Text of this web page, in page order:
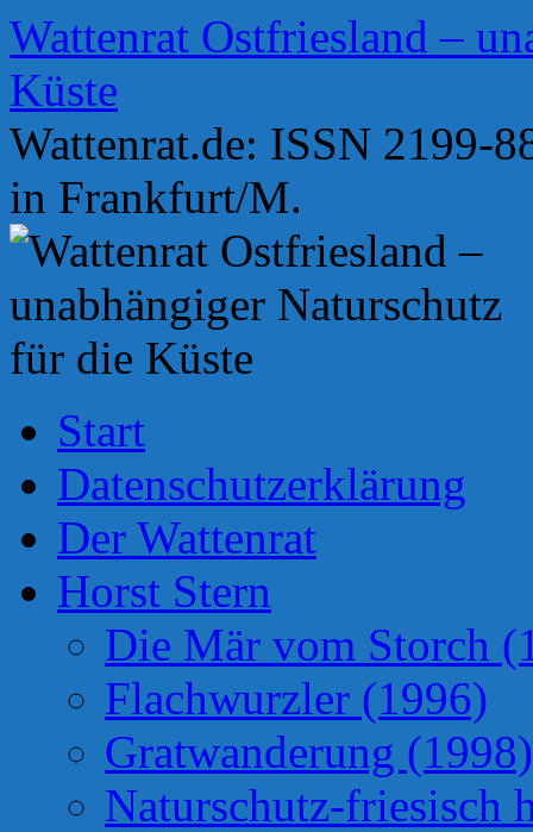
Zum
Inhalt
springen
Wattenrat Ostfriesland –
Küste
Wattenrat.de: ISSN 2199-
in Frankfurt/M.
Start
Datenschutzerklärung
Der Wattenrat
Horst Stern
Die Mär vom Storch
Flachwurzler (1996)
Gratwanderung (1998)
Naturschutz-friesisch